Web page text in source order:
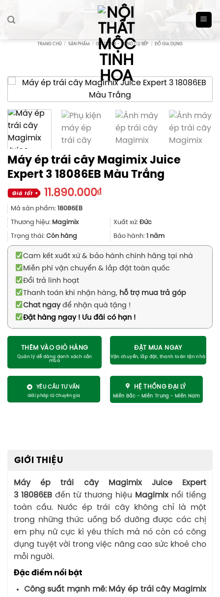
TRANG CHỦ / SẢN PHẨM / GIA DỤNG - DỤNG CỤ BẾP / ĐỒ GIA DỤNG
Máy ép trái cây Magimix Juice
Expert 3 18086EB Màu Trắng
11.890.000₫
Mã sản phẩm: 18086EB
Thương hiệu: Magimix Xuất xứ: Đức
Trạng thái: Còn hàng Bảo hành: 1 năm
Cam kết xuất xứ & bảo hành chính hãng tại nhà
Miễn phí vận chuyển & lắp đặt toàn quốc
Đổi trả linh hoạt
Thanh toán khi nhận hàng, hỗ trợ mua trả góp
Chat ngayđể nhận quà tặng !
Đặt hàng ngay ! Ưu đãi có hạn !
THÊM VÀO GIỎ HÀNG ĐẶT MUA NGAY
YÊU CẦU TƯ VẤN HỆ THỐNG ĐẠI LÝ
GIỚI THIỆU
Máy ép trái cây Magimix Juice Expert
3 18086EBđến từ thương hiệu Magimix nổi tiếng
toàn cầu. Nước ép trái cây không chỉ là một
trong những thức uống bổ dưỡng được các chị
em phụ nữ cực kì yêu thích mà nó còn có công
dụng tuyệt vời trong việc nâng cao sức khoẻ cho
mỗi người.
Đặc điểm nổi bật
Công suất mạnh mẽ: Máy ép trái cây Magimix